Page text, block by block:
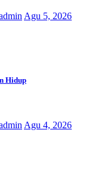
Agu 5, 2026
Hidup
Agu 4, 2026